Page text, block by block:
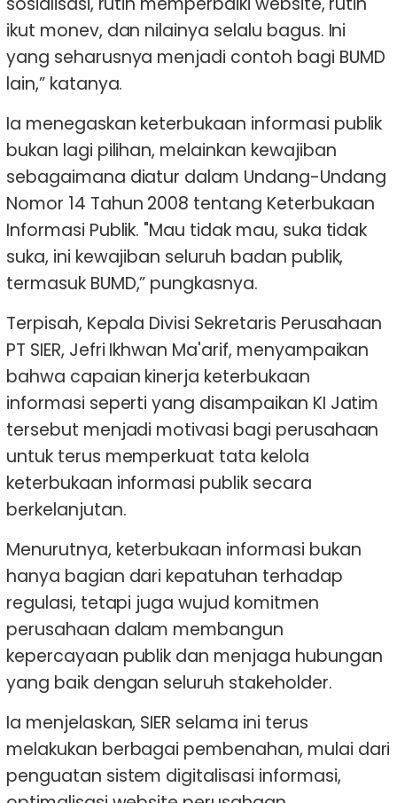
ikut monev, dan nilainya selalu bagus. Ini
yang seharusnya menjadi contoh bagi BUMD
lain,” katanya.
Ia menegaskan keterbukaan informasi publik
bukan lagi pilihan, melainkan kewajiban
sebagaimana diatur dalam Undang-Undang
Nomor 14 Tahun 2008 tentang Keterbukaan
Informasi Publik. "Mau tidak mau, suka tidak
suka, ini kewajiban seluruh badan publik,
termasuk BUMD,” pungkasnya.
Terpisah, Kepala Divisi Sekretaris Perusahaan
PT SIER, Jefri Ikhwan Ma'arif, menyampaikan
bahwa capaian kinerja keterbukaan
informasi seperti yang disampaikan KI Jatim
tersebut menjadi motivasi bagi perusahaan
untuk terus memperkuat tata kelola
keterbukaan informasi publik secara
berkelanjutan.
Menurutnya, keterbukaan informasi bukan
hanya bagian dari kepatuhan terhadap
regulasi, tetapi juga wujud komitmen
perusahaan dalam membangun
kepercayaan publik dan menjaga hubungan
yang baik dengan seluruh stakeholder.
Ia menjelaskan, SIER selama ini terus
melakukan berbagai pembenahan, mulai dari
penguatan sistem digitalisasi informasi,